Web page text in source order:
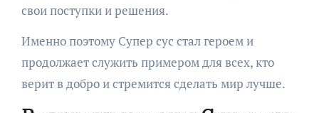
свои поступки и решения.
Именно поэтому Супер сус стал героем и
продолжает служить примером для всех, кто
верит в добро и стремится сделать мир лучше.